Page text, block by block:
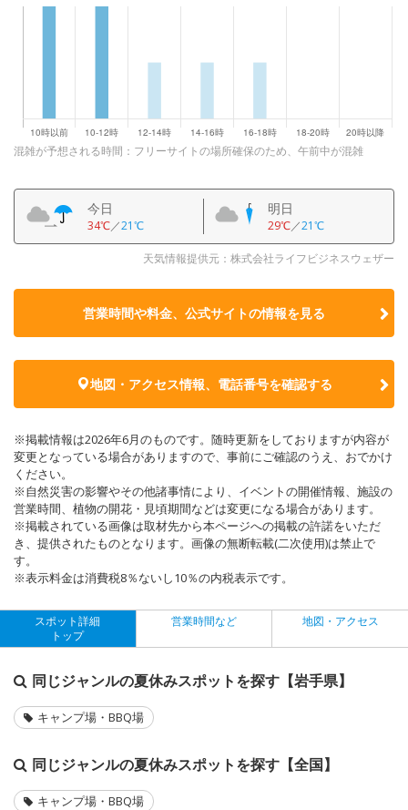
混雑が予想される時間：フリーサイトの場所確保のため、午前中が混雑
今日
34℃／21℃
明日
29℃／21℃
天気情報提供元：株式会社ライフビジネスウェザー
営業時間や料金、公式サイトの情報を見る
地図・アクセス情報、電話番号を確認する
※掲載情報は2026年6月のものです。随時更新をしておりますが内容が
変更となっている場合がありますので、事前にご確認のうえ、おでかけ
ください。
※自然災害の影響やその他諸事情により、イベントの開催情報、施設の
営業時間、植物の開花・見頃期間などは変更になる場合があります。
※掲載されている画像は取材先から本ページへの掲載の許諾をいただ
き、提供されたものとなります。画像の無断転載(二次使用)は禁止で
す。
※表示料金は消費税8％ないし10％の内税表示です。
スポット詳細
トップ
営業時間など 地図・アクセス
同じジャンルの夏休みスポットを探す【岩手県】
キャンプ場・BBQ場
同じジャンルの夏休みスポットを探す【全国】
キャンプ場・BBQ場